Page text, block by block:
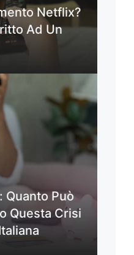
Netflix?
Ad Un
Quanto Può
Questa Crisi